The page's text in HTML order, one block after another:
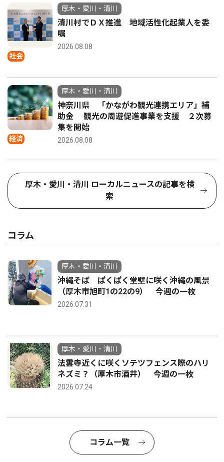
社会
厚木・愛川・清川
清川村でＤＸ推進 地域活性化起業人を委
嘱
2026.08.08
経済
厚木・愛川・清川
神奈川県 「かながわ観光連携エリア」補
助金 観光の周遊促進事業を支援 ２次募
集を開始
2026.08.08
厚木・愛川・清川 ローカルニュースの記事を検
索
コラム
厚木・愛川・清川
沖縄そば ぱくぱく堂壁に咲く沖縄の風景
（厚木市旭町1の22の9） 今週の一枚
2026.07.31
厚木・愛川・清川
法雲寺近くに咲くソテツフェンス際のハリ
ネズミ？（厚木市酒井） 今週の一枚
2026.07.24
コラム一覧